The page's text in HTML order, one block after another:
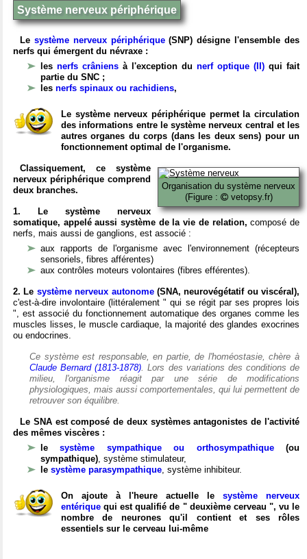
Système nerveux périphérique
Le système nerveux périphérique(SNP) désigne l'ensemble des
nerfs qui émergent du névraxe :
les nerfs crâniens à l'exception du nerf optique (II) qui fait
partie du SNC ;
les nerfs spinaux ou rachidiens,
Le système nerveux périphérique permet la circulation
des informations entre le système nerveux central et les
autres organes du corps (dans les deux sens) pour un
fonctionnement optimal de l'organisme.
Organisation du système nerveux
(Figure :
vetopsy.fr)
Classiquement, ce système
nerveux périphérique comprend
deux branches.
1. Le système nerveux
somatique, appelé aussi système de la vie de relation, composé de
nerfs, mais aussi de ganglions, est associé :
aux rapports de l'organisme avec l'environnement (récepteurs
sensoriels, fibres afférentes)
aux contrôles moteurs volontaires (fibres efférentes).
2. Le système nerveux autonome(SNA, neurovégétatif ou viscéral),
c'est-à-dire involontaire (littéralement " qui se régit par ses propres lois
", est associé du fonctionnement automatique des organes comme les
muscles lisses, le muscle cardiaque, la majorité des glandes exocrines
ou endocrines.
Ce système est responsable, en partie, de l'homéostasie, chère à
Claude Bernard (1813-1878). Lors des variations des conditions de
milieu, l'organisme réagit par une série de modifications
physiologiques, mais aussi comportementales, qui lui permettent de
retrouver son équilibre.
Le SNA est composé de deux systèmes antagonistes de l'activité
des mêmes viscères :
lesystème sympathique ou orthosympathique(ou
sympathique), système stimulateur,
le système parasympathique, système inhibiteur.
On ajoute à l'heure actuelle le système nerveux
entérique qui est qualifié de " deuxième cerveau ", vu le
nombre de neurones qu'il contient et ses rôles
essentiels sur le cerveau lui-même